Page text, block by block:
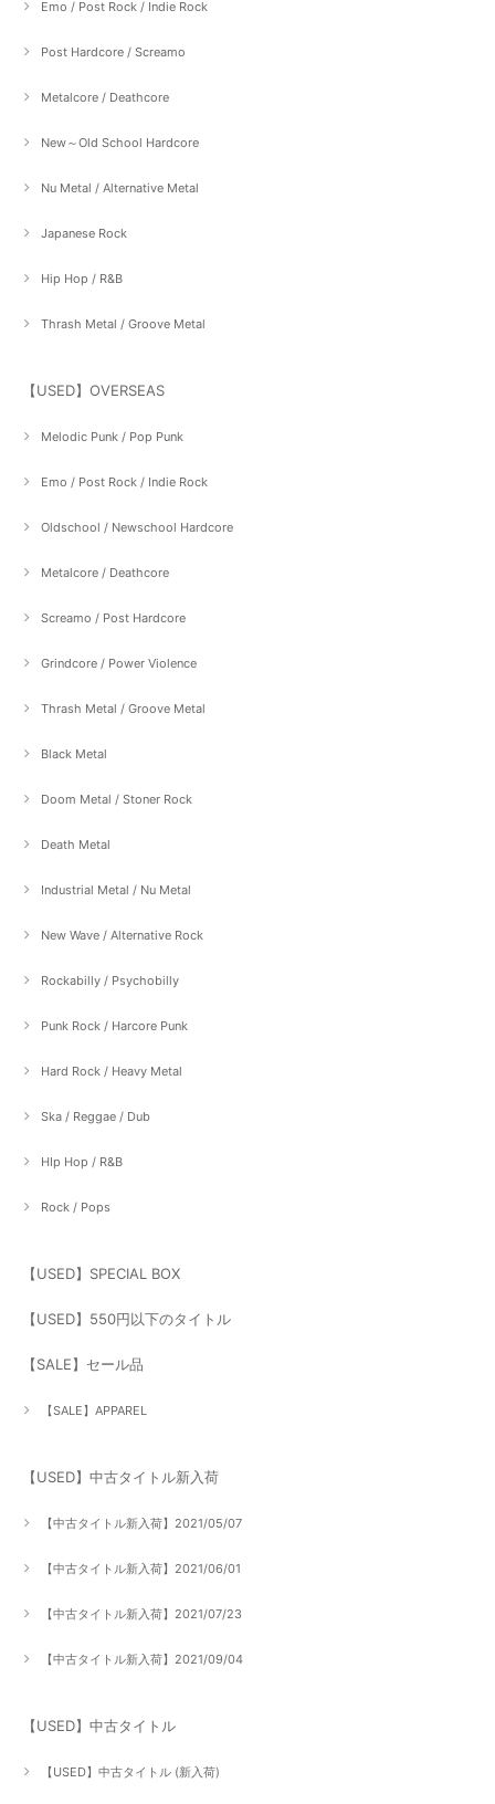
Emo / Post Rock / Indie Rock
Post Hardcore / Screamo
Metalcore / Deathcore
New～Old School Hardcore
Nu Metal / Alternative Metal
Japanese Rock
Hip Hop / R&B
Thrash Metal / Groove Metal
【USED】OVERSEAS
Melodic Punk / Pop Punk
Emo / Post Rock / Indie Rock
Oldschool / Newschool Hardcore
Metalcore / Deathcore
Screamo / Post Hardcore
Grindcore / Power Violence
Thrash Metal / Groove Metal
Black Metal
Doom Metal / Stoner Rock
Death Metal
Industrial Metal / Nu Metal
New Wave / Alternative Rock
Rockabilly / Psychobilly
Punk Rock / Harcore Punk
Hard Rock / Heavy Metal
Ska / Reggae / Dub
HIp Hop / R&B
Rock / Pops
【USED】SPECIAL BOX
【USED】550円以下のタイトル
【SALE】セール品
【SALE】APPAREL
【USED】中古タイトル新入荷
【中古タイトル新入荷】2021/05/07
【中古タイトル新入荷】2021/06/01
【中古タイトル新入荷】2021/07/23
【中古タイトル新入荷】2021/09/04
【USED】中古タイトル
【USED】中古タイトル (新入荷)